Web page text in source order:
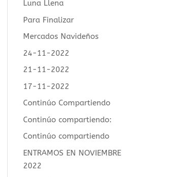
Luna Llena
Para Finalizar
Mercados Navideños
24-11-2022
21-11-2022
17-11-2022
Continúo Compartiendo
Continúo compartiendo:
Continúo compartiendo
ENTRAMOS EN NOVIEMBRE
2022